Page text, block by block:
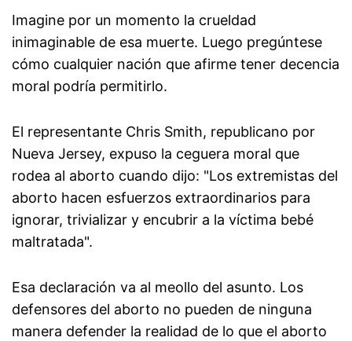
Imagine por un momento la crueldad
inimaginable de esa muerte. Luego pregúntese
cómo cualquier nación que afirme tener decencia
moral podría permitirlo.
El representante Chris Smith, republicano por
Nueva Jersey, expuso la ceguera moral que
rodea al aborto cuando dijo: "Los extremistas del
aborto hacen esfuerzos extraordinarios para
ignorar, trivializar y encubrir a la víctima bebé
maltratada".
Esa declaración va al meollo del asunto. Los
defensores del aborto no pueden de ninguna
manera defender la realidad de lo que el aborto